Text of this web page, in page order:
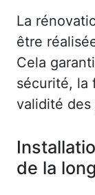
La
être
Cela
sécurité, la
validité des
de la